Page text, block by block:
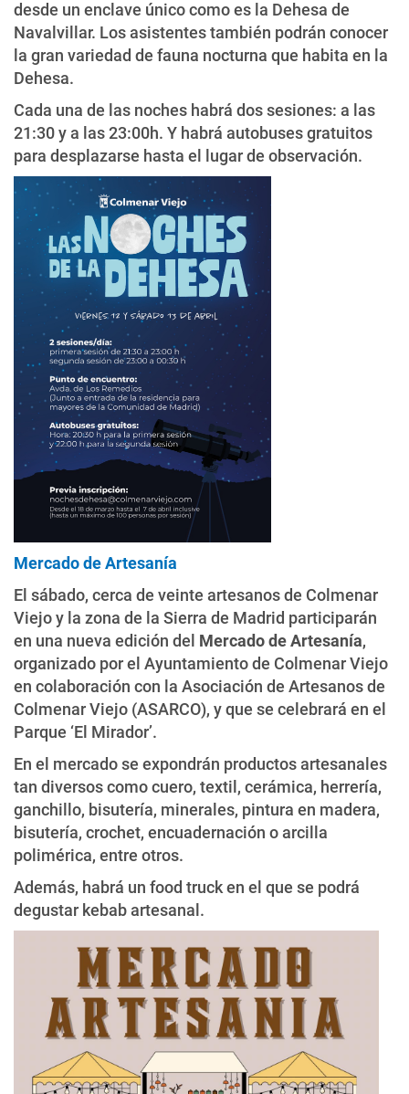
desde un enclave único como es la Dehesa de
Navalvillar. Los asistentes también podrán conocer
la gran variedad de fauna nocturna que habita en la
Dehesa.
Cada una de las noches habrá dos sesiones: a las
21:30 y a las 23:00h. Y habrá autobuses gratuitos
para desplazarse hasta el lugar de observación.
Mercado de Artesanía
El sábado, cerca de veinte artesanos de Colmenar
Viejo y la zona de la Sierra de Madrid participarán
en una nueva edición del Mercado de Artesanía,
organizado por el Ayuntamiento de Colmenar Viejo
en colaboración con la Asociación de Artesanos de
Colmenar Viejo (ASARCO), y que se celebrará en el
Parque ‘El Mirador’.
En el mercado se expondrán productos artesanales
tan diversos como cuero, textil, cerámica, herrería,
ganchillo, bisutería, minerales, pintura en madera,
bisutería, crochet, encuadernación o arcilla
polimérica, entre otros.
Además, habrá un food truck en el que se podrá
degustar kebab artesanal.